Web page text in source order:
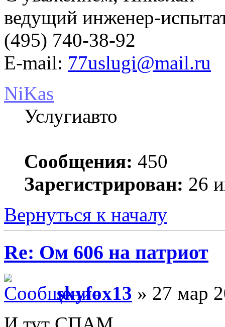
ведущий инженер-
(495) 740-38-92
E-mail: 77uslugi@mail.ru
NiKas
Услугиавто
Сообщения: 450
Зарегистрирован: 26
Вернуться к началу
Re: Ом 606 на патриот
skyfox13 » 27 мар